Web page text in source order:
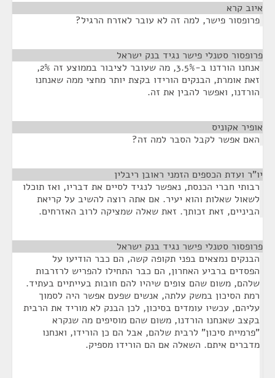
איוב קרא
פרופסור פישר, למה זה לא עובר לאזרח הרגיל?
פרופסור סטנלי פישר נגיד בנק ישראל
אנחנו הורדנו ב-3.5%, מה שעובר לציבור בממוצע זה 2%,
זאת אומרת, הבנקים הורידו בקצת יותר מחצי ממה שאנחנו
הורדנו, ואפשר להבין את זה.
אופיר אקוניס
האם אפשר לקבל הסבר למה זה?
יו"ר ועדת הכספים הזמני ראובן ריבלין
רבותי חברי הכנסת, נאפשר לנגיד לסיים את דבריו, ואז תוכלו
לשאול שאלות והוא יעיר. אם אתה רוצה להשיב על קריאת
הביניים, זאת זכותך. זאת שאלה שמציקה לרוב האזרחים.
פרופסור סטנלי פישר נגיד בנק ישראל
הבנקים נמצאים בפני תקופה קשה, הם כבר הודיעו על
הפסדים ברביע האחרון, הם כבר התחילו להפריש לרזרבות
שלהם, משום שהם צופים שיהיו להם חובות בעייתיים בעתיד.
רמת הסיכון במשק עלתה, אנשים שפעם אפשר היה לסמוך
עליהם, עכשיו עומדים בסיכון, לכן הבנק לא מוריד את הרבית
בקצב שאנחנו הורדנו, משום שהם מוסיפים מה שנקרא
"פרמיית סיכון" לרבית שלהם, אבל הם כן הורידו, ואנחנו
מדברים איתם. השאלה אם הם הורידו מספיק.